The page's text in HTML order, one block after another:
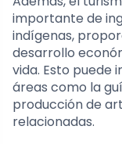
importante de
indígenas,
desarrollo
vida. Esto puede
áreas como la
producción de
relacionadas.